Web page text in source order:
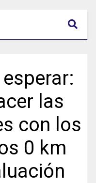
las
con los
0 km